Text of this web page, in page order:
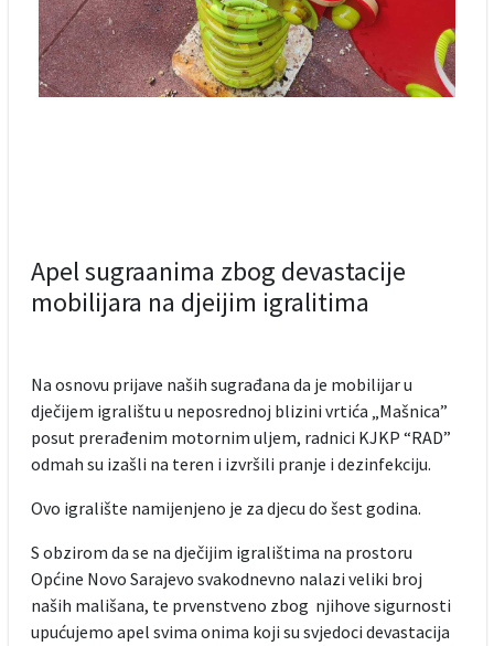
Apel sugraanima zbog devastacije
mobilijara na djeijim igralitima
Na osnovu prijave naših sugrađana da je mobilijar u
dječijem igralištu u neposrednoj blizini vrtića „Mašnica”
posut prerađenim motornim uljem, radnici KJKP “RAD”
odmah su izašli na teren i izvršili pranje i dezinfekciju.
Ovo igralište namijenjeno je za djecu do šest godina.
S obzirom da se na dječijim igralištima na prostoru
Općine Novo Sarajevo svakodnevno nalazi veliki broj
naših mališana, te prvenstveno zbog njihove sigurnosti
upućujemo apel svima onima koji su svjedoci devastacija